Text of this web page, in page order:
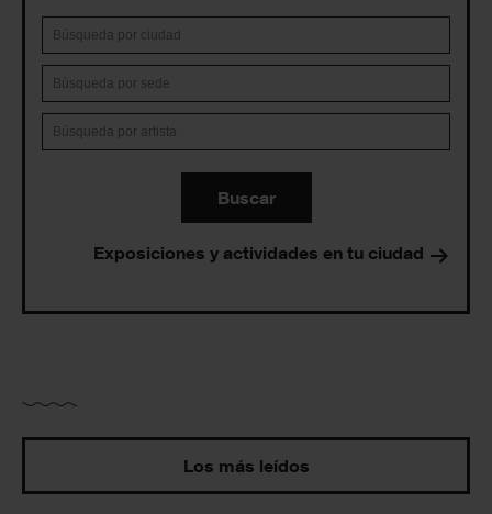
Buscar
Exposiciones y actividades en tu ciudad
Los más leídos